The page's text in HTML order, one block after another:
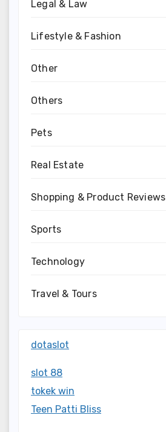
Legal & Law
Lifestyle & Fashion
Other
Others
Pets
Real Estate
Shopping & Product Reviews
Sports
Technology
Travel & Tours
dotaslot
slot 88
tokek win
Teen Patti Bliss